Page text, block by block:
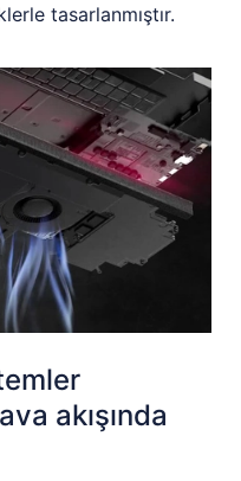
tasarlanmıştır.
akışında